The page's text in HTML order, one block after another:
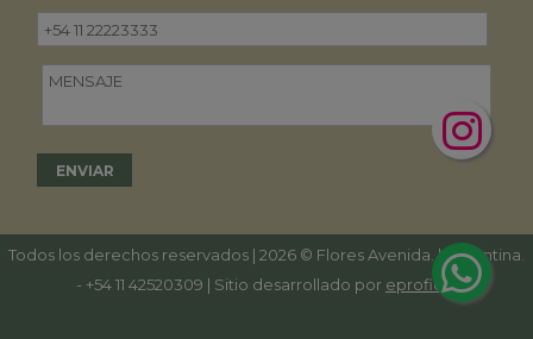
Todos los derechos reservados | 2026 © Flores Avenida. | Argentina.
- +54 11 42520309 | Sitio desarrollado por eproficio